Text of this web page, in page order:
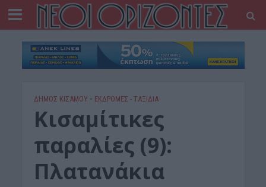
ΔΉΜΟΣ ΚΙΣΆΜΟΥ • ΕΚΔΡΟΜΈΣ - ΤΑΞΊΔΙΑ
Κισαμίτικες
παραλίες (9):
Πλατανάκια